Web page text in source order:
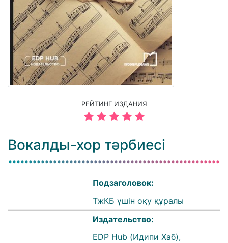
РЕЙТИНГ ИЗДАНИЯ
Вокалды-хор тәрбиесі
Подзаголовок:
ТжКБ үшін оқу құралы
Издательство:
EDP Hub (Идипи Хаб),